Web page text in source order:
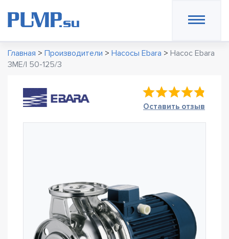
Главная > Производители > Насосы Ebara > Насос Ebara
3ME/I 50-125/3
Оставить отзыв